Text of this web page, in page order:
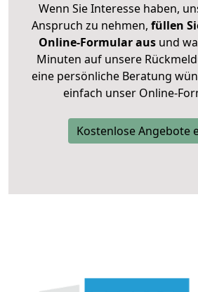
Wenn Sie Interesse haben,
Anspruch zu nehmen, füllen
Online-Formular ausund
Minuten auf unsere
eine persönliche Beratung
einfach unser Online-
Kostenlose Angebote